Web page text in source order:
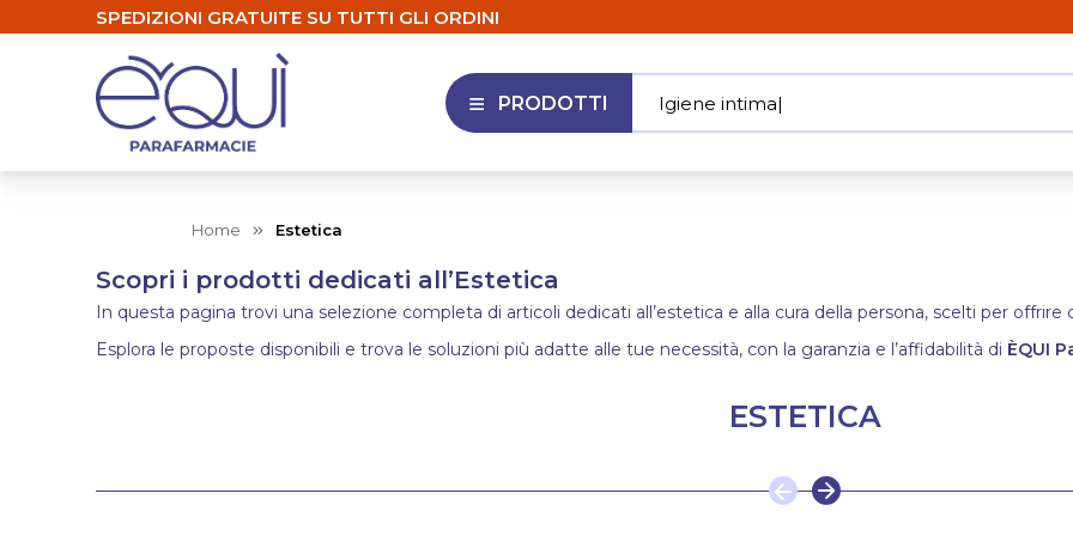
SPEDIZIONI GRATUITE SU TUTTI GLI ORDINI
APRI MENU
PRODOTTI Igiene intima|
Home Estetica
Scopri i prodotti dedicati all’Estetica
In questa pagina trovi una selezione completa di articoli dedicati all’estetica e alla cura della persona, scelti per
Esplora le proposte disponibili e trova le soluzioni più adatte alle tue necessità, con la garanzia e l’affidabilità di ÈQUI
ESTETICA